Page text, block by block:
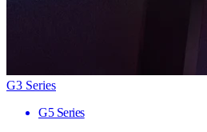
G3 Series
G5 Series